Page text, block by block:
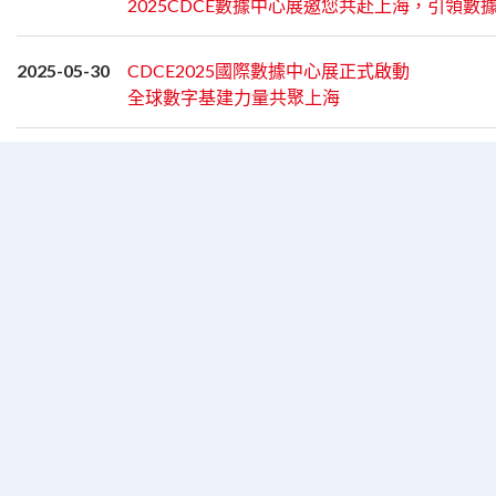
2025CDCE數據中心展邀您共赴上海，引領數
2025-05-30
CDCE2025國際數據中心展正式啟動
全球數字基建力量共聚上海